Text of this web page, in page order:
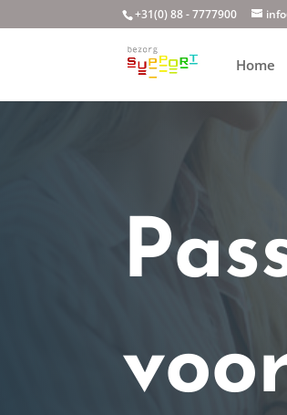
+31(0) 88 - 7777900
Home